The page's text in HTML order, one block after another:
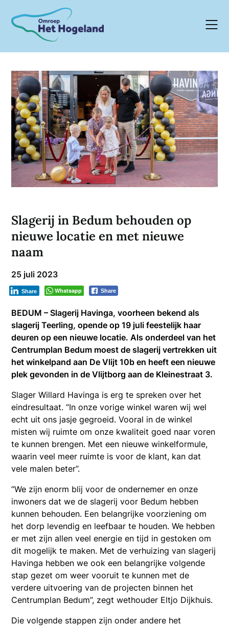
content
Slagerij in Bedum behouden op
nieuwe locatie en met nieuwe
naam
25 juli 2023
Whatsapp Share
Share
BEDUM – Slagerij Havinga, voorheen bekend als
slagerij Teerling, opende op 19 juli feestelijk haar
deuren op een nieuwe locatie. Als onderdeel van het
Centrumplan Bedum moest de slagerij vertrekken uit
het winkelpand aan De Vlijt 10b en heeft een nieuwe
plek gevonden in de Vlijtborg aan de Kleinestraat 3.
Slager Willard Havinga is erg te spreken over het
eindresultaat. “In onze vorige winkel waren wij wel
echt uit ons jasje gegroeid. Vooral in de winkel
misten wij ruimte om onze kwaliteit goed naar voren
te kunnen brengen. Met een nieuwe winkelformule,
waarin veel meer ruimte is voor de klant, kan dat
vele malen beter”.
“We zijn enorm blij voor de ondernemer en onze
inwoners dat we de slagerij voor Bedum hebben
kunnen behouden. Een belangrijke voorziening om
het dorp levendig en leefbaar te houden. We hebben
er met zijn allen veel energie en tijd in gestoken om
dit mogelijk te maken. Met de verhuizing van slagerij
Havinga hebben we ook een belangrijke volgende
stap gezet om weer vooruit te kunnen met de
verdere uitvoering van de projecten binnen het
Centrumplan Bedum”, zegt wethouder Eltjo Dijkhuis.
Die volgende stappen zijn onder andere het